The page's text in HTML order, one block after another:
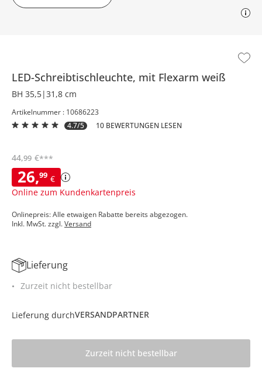
LED-Schreibtischleuchte, mit Flexarm weiß
BH 35,5|31,8 cm
Artikelnummer : 10686223
4.7/5
10 BEWERTUNGEN LESEN
26,99 €
Online zum Kundenkartenpreis
44,99 €***
Onlinepreis: Alle etwaigen Rabatte bereits abgezogen.
Inkl. MwSt. zzgl.Versand
Lieferung
Zurzeit nicht bestellbar
Lieferung durchVERSANDPARTNER
Zurzeit nicht bestellbar